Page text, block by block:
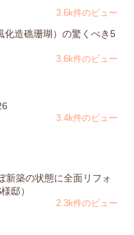
3.6k件のビュー
化造礁珊瑚）の驚くべき5
3.6k件のビュー
3.4k件のビュー
新築の状態に全面リフォ
邸）
2.3k件のビュー